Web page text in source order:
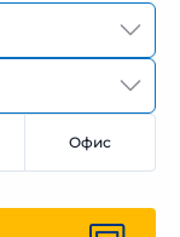
Офис